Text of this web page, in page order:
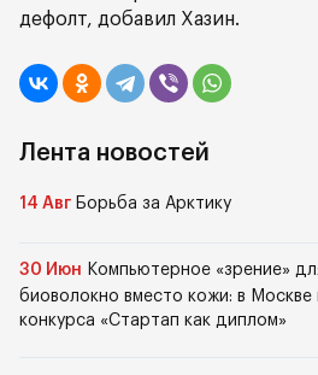
дефолт, добавил Хазин.
Лента новостей
14 Авг Борьба за Арктику
30 Июн Компьютерное «зрение»
биоволокно вместо кожи: в
конкурса «Стартап как диплом»